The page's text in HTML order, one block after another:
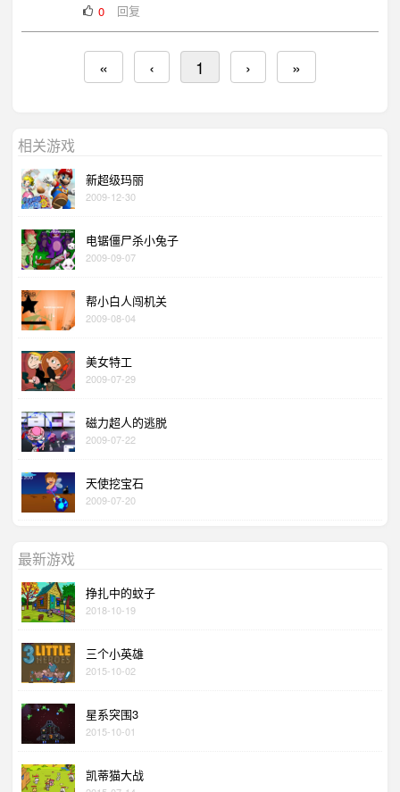
0
回复
« ‹ 1 › »
相关游戏
新超级玛丽
2009-12-30
电锯僵尸杀小兔子
2009-09-07
帮小白人闯机关
2009-08-04
美女特工
2009-07-29
磁力超人的逃脱
2009-07-22
天使挖宝石
2009-07-20
最新游戏
挣扎中的蚊子
2018-10-19
三个小英雄
2015-10-02
星系突围3
2015-10-01
凯蒂猫大战